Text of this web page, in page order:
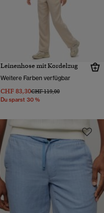
Leinenhose mit Kordelzug
Weitere Farben verfügbar
CHF 83,30Preis wurde reduziert von
CHF 119,00bis
Du sparst 30 %